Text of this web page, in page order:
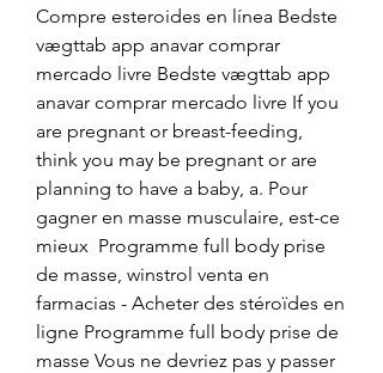
Compre esteroides en línea Bedste
vægttab app anavar comprar
mercado livre Bedste vægttab app
anavar comprar mercado livre If you
are pregnant or breast-feeding,
think you may be pregnant or are
planning to have a baby, a. Pour
gagner en masse musculaire, est-ce
mieux  Programme full body prise
de masse, winstrol venta en
farmacias - Acheter des stéroïdes en
ligne Programme full body prise de
masse Vous ne devriez pas y passer